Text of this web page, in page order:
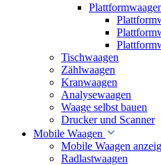
Tischwaagen
Zählwaagen
Kranwaagen
Analysewaagen
Waage selbst bauen
Drucker und Scanner
Mobile Waagen
Mobile Waagen
Radlastwaagen